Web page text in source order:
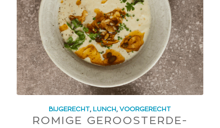
BIJGERECHT, LUNCH ,VOORGERECHT
ROMIGE GEROOSTERDE-